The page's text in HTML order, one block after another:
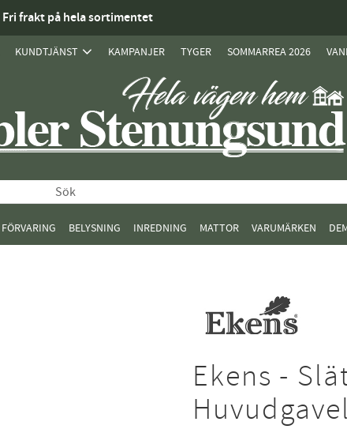
Fri frakt på hela sortimentet
KUNDTJÄNST KAMPANJER TYGER SOMMARREA 2026
FÖRVARING BELYSNING INREDNING MATTOR VARUMÄRKEN
Ekens -
Huvudgavel